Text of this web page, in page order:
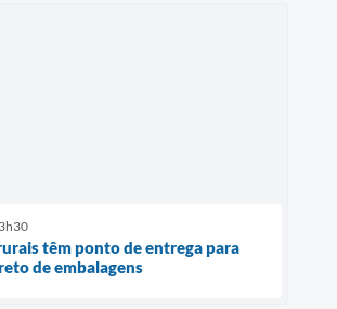
têm ponto de entrega para
de embalagens